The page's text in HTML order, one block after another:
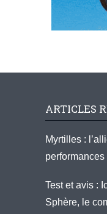
ARTICLES
Myrtilles :
performances
Test et avis :
Sphère, le